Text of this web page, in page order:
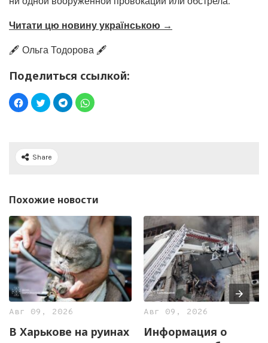
Читати цю новину українською →
🖋️ Ольга Тодорова 🖋️
Поделиться ссылкой:
Share
Похожие новости
Авг 09, 2026
В Харькове на руинах
Авг 09, 2026
Информация о